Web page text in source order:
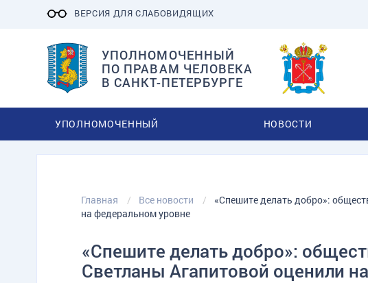
ВЕРСИЯ ДЛЯ СЛАБОВИДЯЩИХ
УПОЛНОМОЧЕННЫЙ
ПО ПРАВАМ ЧЕЛОВЕКА
В САНКТ-ПЕТЕРБУРГЕ
УПОЛНОМОЧЕННЫЙ НОВОСТИ
Главная Все новости
«Спешите делать добро»:
на федеральном уровне
«Спешите делать добро»:
Светланы Агапитовой оценили